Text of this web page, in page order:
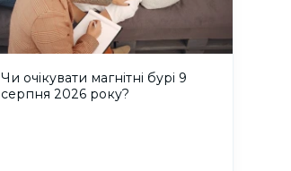
Чи очікувати магнітні бурі 9
серпня 2026 року?